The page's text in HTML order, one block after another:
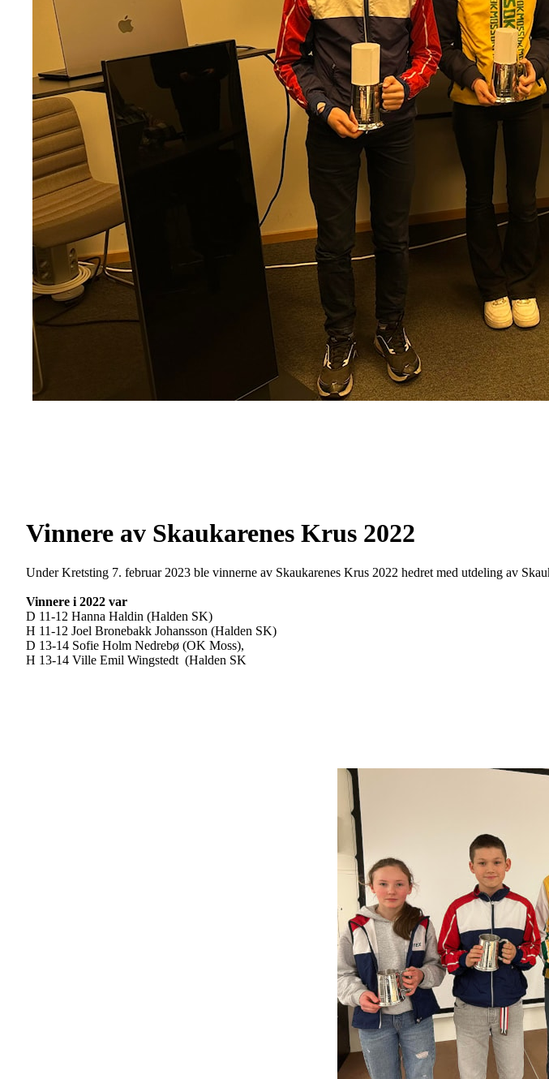
Vinnere av Skaukarenes Krus 2022
Under Kretsting 7. februar 2023 ble vinnerne av Skaukarenes Krus 2022 hedret med utdeling av
Vinnere i 2022 var
D 11-12 Hanna Haldin (Halden SK)
H 11-12 Joel Bronebakk Johansson (Halden SK)
D 13-14 Sofie Holm Nedrebø (OK Moss),
H 13-14 Ville Emil Wingstedt (Halden SK